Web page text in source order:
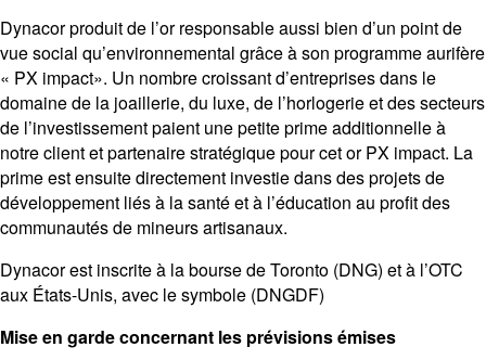
Dynacor produit de l’or responsable aussi bien d’un point de
vue social qu’environnemental grâce à son programme aurifère
« PX impact». Un nombre croissant d’entreprises dans le
domaine de la joaillerie, du luxe, de l’horlogerie et des secteurs
de l’investissement paient une petite prime additionnelle à
notre client et partenaire stratégique pour cet or PX impact. La
prime est ensuite directement investie dans des projets de
développement liés à la santé et à l’éducation au profit des
communautés de mineurs artisanaux.
Dynacor est inscrite à la bourse de Toronto (DNG) et à l’OTC
aux États-Unis, avec le symbole (DNGDF)
Mise en garde concernant les prévisions émises